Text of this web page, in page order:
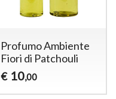
Profumo Ambiente
Fiori di Patchouli
€ 10,00